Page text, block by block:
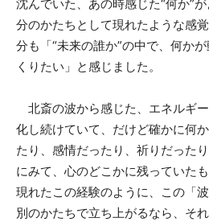
沈んでいた、あの時感じた“何か”
分のかたちとして現れたような感
分も「“未来の誰か”の中で、何か
くりたい」と感じました。
北斎の波から感じた、エネルギ
化し続けていて、だけど確かに何
たり、感情だったり、祈りだっ
にみて、心のどこかに残っていた
現れたこの経験のように、この「
別のかたちで立ち上がるなら、そ